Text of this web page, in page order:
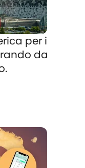
per i
da